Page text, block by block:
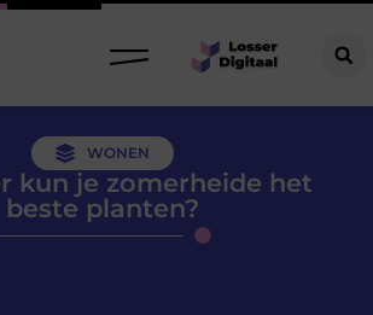
WONEN
kun je zomerheide het
beste planten?